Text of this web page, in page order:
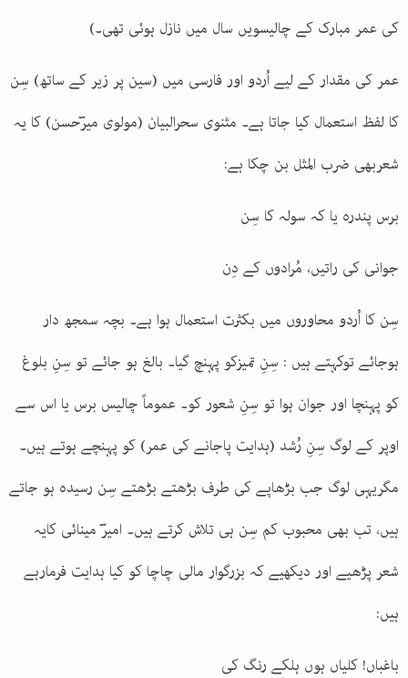
کی عمر مبارک کے چالیسویں سال میں نازل ہوئی تھی۔)
عمر کی مقدار کے لیے اُردو اور فارسی میں (سین پر زیر کے ساتھ) سِن
کا لفظ استعمال کیا جاتا ہے۔ مثنوی سحرالبیان (مولوی میرؔحسن) کا یہ
شعربھی ضرب المثل بن چکا ہے:
برس پندرہ یا کہ سولہ کا سِن
جوانی کی راتیں، مُرادوں کے دِن
سِن کا اُردو محاوروں میں بکثرت استعمال ہوا ہے۔ بچہ سمجھ دار
ہوجائے توکہتے ہیں : سِنِ تمیزکو پہنچ گیا۔ بالغ ہو جائے تو سِنِ بلوغ
کو پہنچا اور جوان ہوا تو سِنِ شعور کو۔ عموماً چالیس برس یا اس سے
اوپر کے لوگ سِنِ رُشد (ہدایت پاجانے کی عمر) کو پہنچے ہوتے ہیں۔
مگریہی لوگ جب بڑھاپے کی طرف بڑھتے بڑھتے سِن رسیدہ ہو جاتے
ہیں، تب بھی محبوب کم سِن ہی تلاش کرتے ہیں۔ امیرؔ مینائی کایہ
شعر پڑھیے اور دیکھیے کہ بزرگوار مالی چاچا کو کیا ہدایت فرمارہے
ہیں:
باغباں! کلیاں ہوں ہلکے رنگ کی